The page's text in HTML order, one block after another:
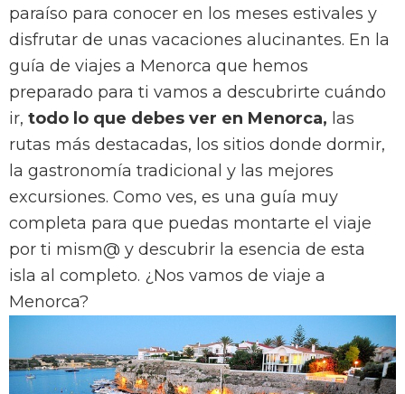
paraíso para conocer en los meses estivales y
disfrutar de unas vacaciones alucinantes. En la
guía de viajes a Menorca que hemos
preparado para ti vamos a descubrirte cuándo
ir, todo lo que debes ver en Menorca, las
rutas más destacadas, los sitios donde dormir,
la gastronomía tradicional y las mejores
excursiones. Como ves, es una guía muy
completa para que puedas montarte el viaje
por ti mism@ y descubrir la esencia de esta
isla al completo. ¿Nos vamos de viaje a
Menorca?